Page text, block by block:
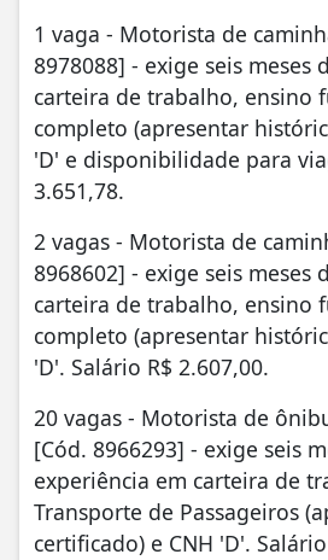
1 vaga - Motorista de
8978088] - exige seis meses
carteira de trabalho, ensino
completo (apresentar
'D' e disponibilidade para
3.651,78.
2 vagas - Motorista de
8968602] - exige seis meses
carteira de trabalho, ensino
completo (apresentar
'D'. Salário R$ 2.607,00.
20 vagas - Motorista de
[Cód. 8966293] - exige seis
experiência em carteira de
Transporte de Passageiros
certificado) e CNH 'D'.